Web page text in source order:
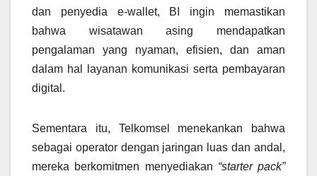
dan penyedia e‑wallet, BI ingin memastikan
bahwa wisatawan asing mendapatkan
pengalaman yang nyaman, efisien, dan aman
dalam hal layanan komunikasi serta pembayaran
digital.
Sementara itu, Telkomsel menekankan bahwa
sebagai operator dengan jaringan luas dan andal,
mereka berkomitmen menyediakan “starter pack”